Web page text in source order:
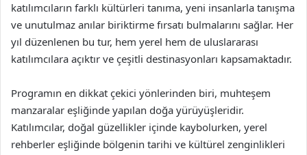
katılımcıların farklı kültürleri tanıma, yeni insanlarla tanışma
ve unutulmaz anılar biriktirme fırsatı bulmalarını sağlar. Her
yıl düzenlenen bu tur, hem yerel hem de uluslararası
katılımcılara açıktır ve çeşitli destinasyonları kapsamaktadır.
Programın en dikkat çekici yönlerinden biri, muhteşem
manzaralar eşliğinde yapılan doğa yürüyüşleridir.
Katılımcılar, doğal güzellikler içinde kaybolurken, yerel
rehberler eşliğinde bölgenin tarihi ve kültürel zenginlikleri